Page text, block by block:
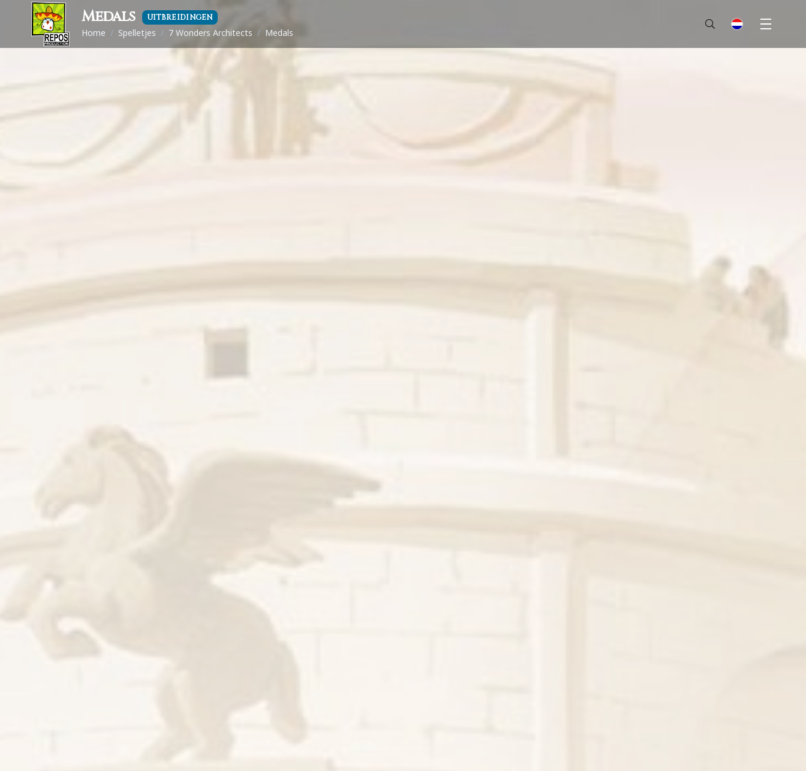
Medals UITBREIDINGEN
Home / Spelletjes / 7 Wonders Architects / Medals
nl